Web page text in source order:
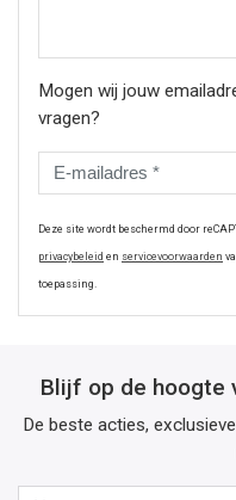
Mogen wij jouw
vragen?
Deze site wordt beschermd door
privacybeleid en servicevoorwaarden
toepassing.
Blijf op de hoogte
De beste acties,